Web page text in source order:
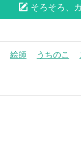
そろそろ、
絵師 うちのこ